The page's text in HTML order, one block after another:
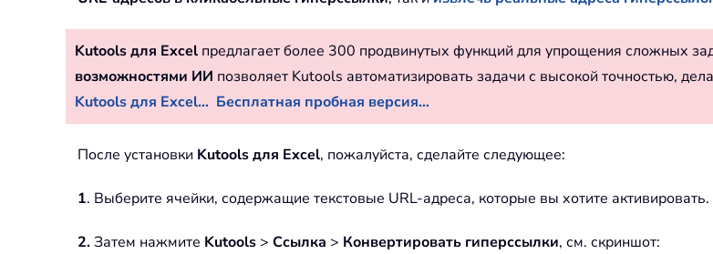
Kutools для Excel предлагает более 300 продвинутых функций для упрощения сложных
возможностями ИИ позволяет Kutools автоматизировать задачи с высокой точностью,
Kutools для Excel... Бесплатная пробная версия...
После установки Kutools для Excel, пожалуйста, сделайте следующее:
1. Выберите ячейки, содержащие текстовые URL-адреса, которые вы хотите активировать.
2.Затем нажмите Kutools > Ссылка > Конвертировать гиперссылки, см. скриншот: